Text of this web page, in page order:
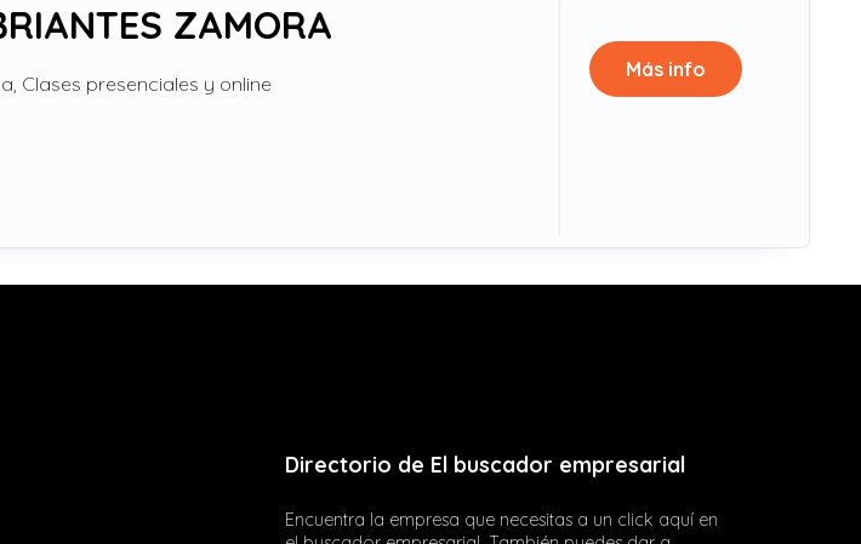
ZAMORA
Clases presenciales y online
Más info
Directorio de El buscador empresarial
Encuentra la empresa que necesitas a un click aquí en